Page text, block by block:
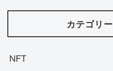
カテゴリー
NFT